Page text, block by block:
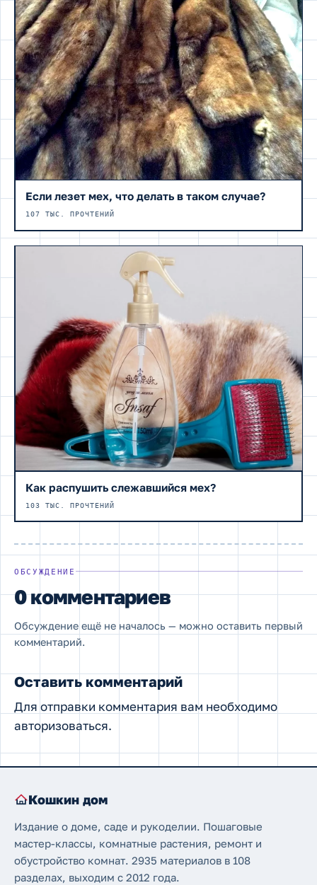
Если лезет мех, что делать в таком случае?
107 ТЫС. ПРОЧТЕНИЙ
Как распушить слежавшийся мех?
103 ТЫС. ПРОЧТЕНИЙ
ОБСУЖДЕНИЕ
0 комментариев
Обсуждение ещё не началось — можно оставить первый
комментарий.
Оставить комментарий
Для отправки комментария вам необходимо
авторизоваться.
Кошкин дом
Издание о доме, саде и рукоделии. Пошаговые
мастер-классы, комнатные растения, ремонт и
обустройство комнат. 2935 материалов в 108
разделах, выходим с 2012 года.